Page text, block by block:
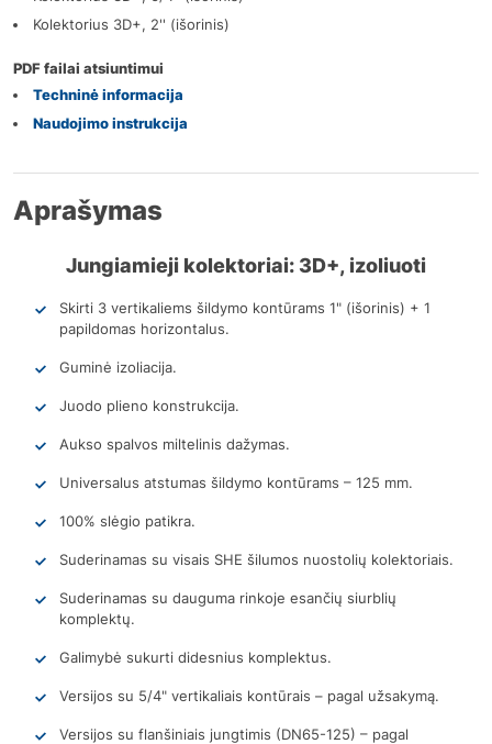
Kolektorius 3D+, 2'' (išorinis)
PDF failai atsiuntimui
Techninė informacija
Naudojimo instrukcija
Aprašymas
Jungiamieji kolektoriai: 3D+, izoliuoti
Skirti 3 vertikaliems šildymo kontūrams 1" (išorinis) + 1
papildomas horizontalus.
Guminė izoliacija.
Juodo plieno konstrukcija.
Aukso spalvos miltelinis dažymas.
Universalus atstumas šildymo kontūrams – 125 mm.
100% slėgio patikra.
Suderinamas su visais SHE šilumos nuostolių kolektoriais.
Suderinamas su dauguma rinkoje esančių siurblių
komplektų.
Galimybė sukurti didesnius komplektus.
Versijos su 5/4" vertikaliais kontūrais – pagal užsakymą.
Versijos su flanšiniais jungtimis (DN65-125) – pagal